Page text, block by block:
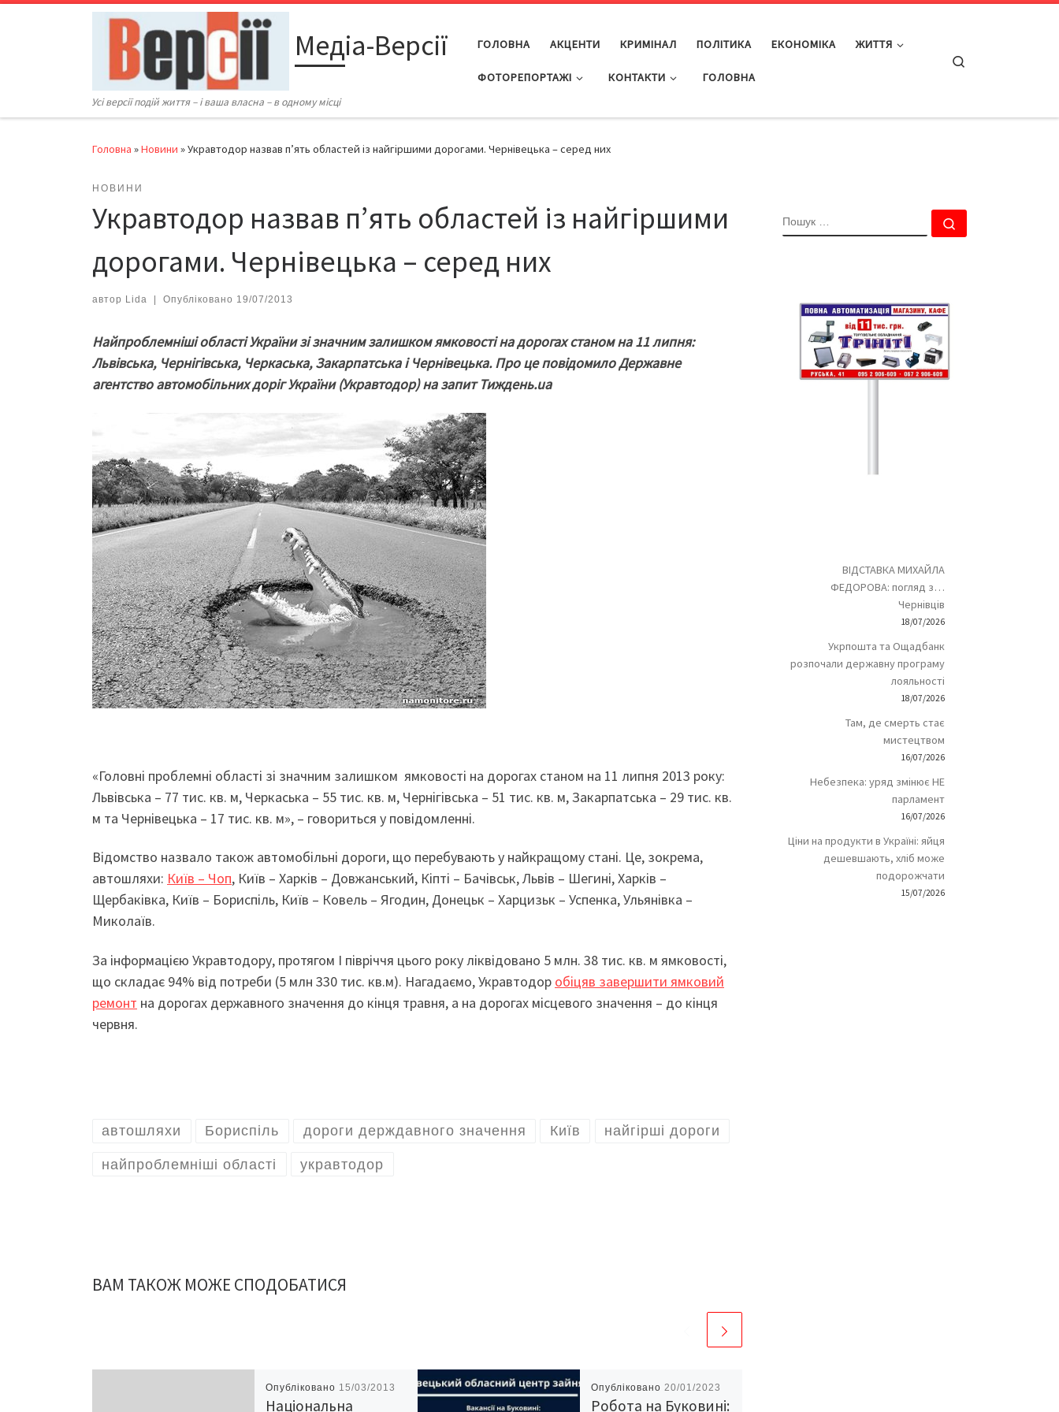
Перейти до вмісту
Медіа-Версії
Усі версії подій життя – і ваша власна – в одному місці
ГОЛОВНА АКЦЕНТИ КРИМІНАЛ ПОЛІТИКА ЕКОНОМІКА ЖИТТЯ
ФОТОРЕПОРТАЖІ КОНТАКТИ ГОЛОВНА
Головна »Новини »Укравтодор назвав п’ять областей із найгіршими дорогами. Чернівецька – серед них
НОВИНИ
Укравтодор назвав п’ять областей із найгіршими
дорогами. Чернівецька – серед них
автор Lida Опубліковано 19/07/2013
Найпроблемніші області України зі значним залишком ямковості на дорогах станом на 11 липня:
Львівська, Чернігівська, Черкаська, Закарпатська і Чернівецька. Про це повідомило Державне
агентство автомобільних доріг України (Укравтодор) на запит Тиждень.ua
«Головні проблемні області зі значним залишком ямковості на дорогах станом на 11 липня 2013 року:
Львівська – 77 тис. кв. м, Черкаська – 55 тис. кв. м, Чернігівська – 51 тис. кв. м, Закарпатська – 29 тис. кв.
м та Чернівецька – 17 тис. кв. м», – говориться у повідомленні.
Відомство назвало також автомобільні дороги, що перебувають у найкращому стані. Це, зокрема,
автошляхи: Київ – Чоп, Київ – Харків – Довжанський, Кіпті – Бачівськ, Львів – Шегині, Харків –
Щербаківка, Київ – Бориспіль, Київ – Ковель – Ягодин, Донецьк – Харцизьк – Успенка, Ульянівка –
Миколаїв.
За інформацією Укравтодору, протягом І півріччя цього року ліквідовано 5 млн. 38 тис. кв. м ямковості,
що складає 94% від потреби (5 млн 330 тис. кв.м). Нагадаємо, Укравтодор обіцяв завершити ямковий
ремонт на дорогах державного значення до кінця травня, а на дорогах місцевого значення – до кінця
червня.
автошляхи Бориспіль дороги держдавного значення Київ найгірші дороги
найпроблемніші області укравтодор
ВАМ ТАКОЖ МОЖЕ СПОДОБАТИСЯ
Опубліковано 15/03/2013
Національна
Опубліковано 20/01/2023
Робота на Буковині:
ПОШУК
ВІДСТАВКА МИХАЙЛА
ФЕДОРОВА: погляд з…
Чернівців
18/07/2026
Укрпошта та Ощадбанк
розпочали державну програму
лояльності
18/07/2026
Там, де смерть стає
мистецтвом
16/07/2026
Небезпека: уряд змінює НЕ
парламент
16/07/2026
Ціни на продукти в Україні: яйця
дешевшають, хліб може
подорожчати
15/07/2026